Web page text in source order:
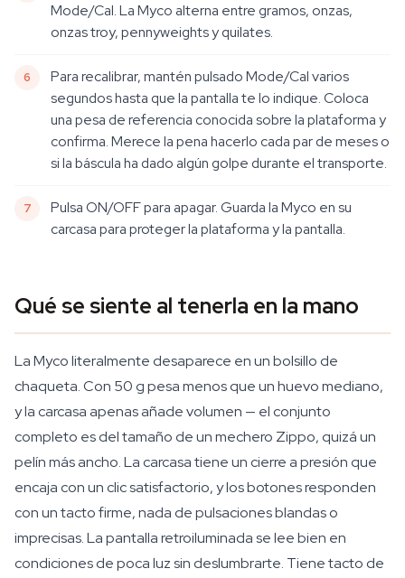
Mode/Cal. La Myco alterna entre gramos, onzas,
onzas troy, pennyweights y quilates.
Para recalibrar, mantén pulsado Mode/Cal varios
segundos hasta que la pantalla te lo indique. Coloca
una pesa de referencia conocida sobre la plataforma y
confirma. Merece la pena hacerlo cada par de meses o
si la báscula ha dado algún golpe durante el transporte.
Pulsa ON/OFF para apagar. Guarda la Myco en su
carcasa para proteger la plataforma y la pantalla.
Qué se siente al tenerla en la mano
La Myco literalmente desaparece en un bolsillo de
chaqueta. Con 50 g pesa menos que un huevo mediano,
y la carcasa apenas añade volumen — el conjunto
completo es del tamaño de un mechero Zippo, quizá un
pelín más ancho. La carcasa tiene un cierre a presión que
encaja con un clic satisfactorio, y los botones responden
con un tacto firme, nada de pulsaciones blandas o
imprecisas. La pantalla retroiluminada se lee bien en
condiciones de poca luz sin deslumbrarte. Tiene tacto de